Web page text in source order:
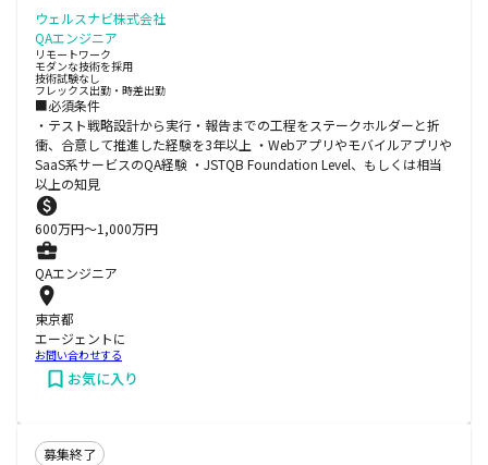
ウェルスナビ株式会社
QAエンジニア
リモートワーク
モダンな技術を採用
技術試験なし
フレックス出勤・時差出勤
■必須条件
・テスト戦略設計から実行・報告までの工程をステークホルダーと折
衝、合意して推進した経験を3年以上 ・Webアプリやモバイルアプリや
SaaS系サービスのQA経験 ・JSTQB Foundation Level、もしくは相当
以上の知見
600万円〜1,000万円
QAエンジニア
東京都
エージェントに
お問い合わせする
お気に入り
募集終了